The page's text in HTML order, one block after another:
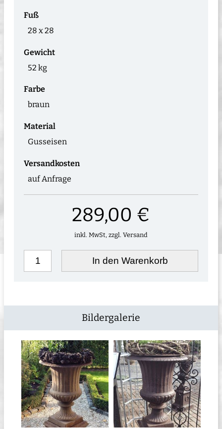
Fuß
28 x 28
Gewicht
52 kg
Farbe
braun
Material
Gusseisen
Versandkosten
auf Anfrage
289,00 €
inkl. MwSt, zzgl. Versand
In den Warenkorb
Bildergalerie